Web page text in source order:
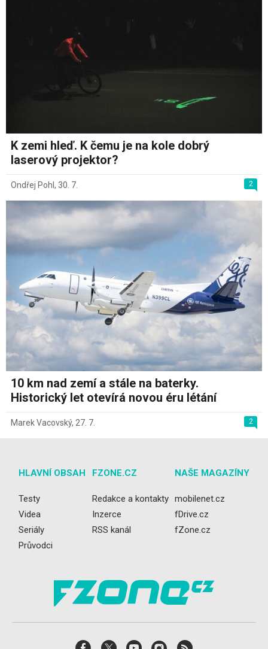
K zemi hleď. K čemu je na kole dobrý
laserový projektor?
2
Ondřej Pohl , 30. 7.
10 km nad zemí a stále na baterky.
Historický let otevírá novou éru létání
2
Marek Vacovský, 27. 7.
HLAVNÍ OBSAH
Testy
Videa
Seriály
Průvodci
FZONE.CZ
Redakce a kontakty
Inzerce
RSS kanál
NAŠE MAGAZÍNY
mobilenet.cz
fDrive.cz
fZone.cz